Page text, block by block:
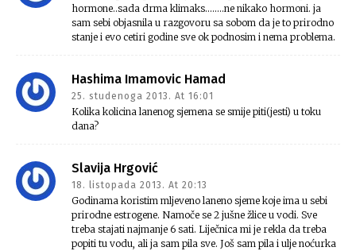
hormone..sada drma klimaks……..ne nikako hormoni. ja
sam sebi objasnila u razgovoru sa sobom da je to prirodno
stanje i evo cetiri godine sve ok podnosim i nema problema.
Hashima Imamovic Hamad
25. studenoga 2013. At 16:01
Kolika kolicina lanenog sjemena se smije piti(jesti) u toku
dana?
Slavija Hrgović
18. listopada 2013. At 20:13
Godinama koristim mljeveno laneno sjeme koje ima u sebi
prirodne estrogene. Namoče se 2 jušne žlice u vodi. Sve
treba stajati najmanje 6 sati. Liječnica mi je rekla da treba
popiti tu vodu, ali ja sam pila sve. Još sam pila i ulje noćurka